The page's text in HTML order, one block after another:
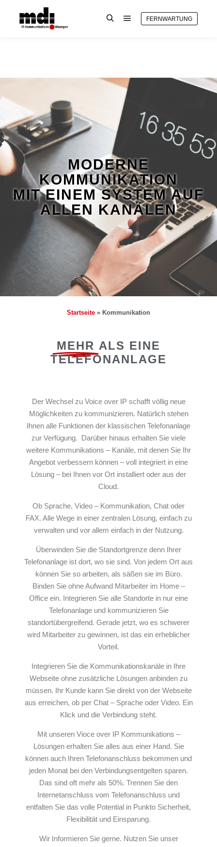
FERNWARTUNG
MODERNE
KOMMUNIKATION
MIT EINEM SYSTEM AUF
ALLEN KANÄLEN
Startseite » Kommunikation
MEHR ALS EINE
TELEFONANLAGE
Der Wechsel zu Voice over IP schafft völlig neue
Möglichkeiten zu kommunizieren. Natürlich stehen
Ihnen alle Funktionen der klassischen Telefonanlage
zur Verfügung. Darüber hinaus erhalten Sie viele
weitere Kommunikations – Kanäle, mit denen Sie Ihr
Angebot verbessern können – voll integriert in eine
Lösung – bei Ihnen vor Ort installiert oder aus der
Cloud.
Ob Sprache, Video – Kommunikation, Chat oder
FAX. Alle Wege in einer zentralen Lösung, einfach zu
verwalten und vor allem einfach in der Nutzung.
Überwinden Sie die Standortgrenze denn Ihrer
Telefonanlage ist dort, wo sie sind. Von jedem Ort aus
können Sie so arbeiten, als säßen sie im Büro.
Binden Sie ohne Aufwand Mitarbeiter im Home –
Office ein. Integrieren Sie alle Standorte in nur eine
Telefonanlage und kommunizieren Sie
standortübergreifend. Gerade jetzt, wo es schwerer
wird Mitarbeiter zu gewinnen, ist das ein erheblicher
Vorteil.
Integrieren Sie die Kommunikationskanäle in Ihre
Webseite ohne zusätzliche Lösungen anbinden zu
müssen. Ihr Kunde kann Sie direkt von der Webseite
aus erreichen, ob per Chat – Sprache oder Video. Ein
Klick und die Verbindung steht.
Mit unseren Vioce over IP Kommunikations –
Lösungen erhalten Sie alles aus einer Hand. Sie
können auch Ihren Telefonanschluss bekommen und
jeden Monat bei den Verbindungsentgelten sparen.
Das sind oft mehr als 50%. Trennen Sie den
Internetanschluss vom Telefonanschluss und
entfalten Sie das volle Potential in Punkto Sicherheit,
Flexibilität und Einsparung.
Wir Informieren Sie gerne. Nutzen Sie unser